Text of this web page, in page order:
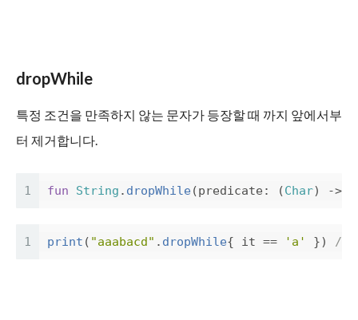
dropWhile
특정 조건을 만족하지 않는 문자가 등장할 때 까지 앞에서부
터 제거합니다.
1 fun String . dropWhile(predicate : (Char) ->
1 print ( "aaabacd" . dropWhile{ it == 'a' }) //